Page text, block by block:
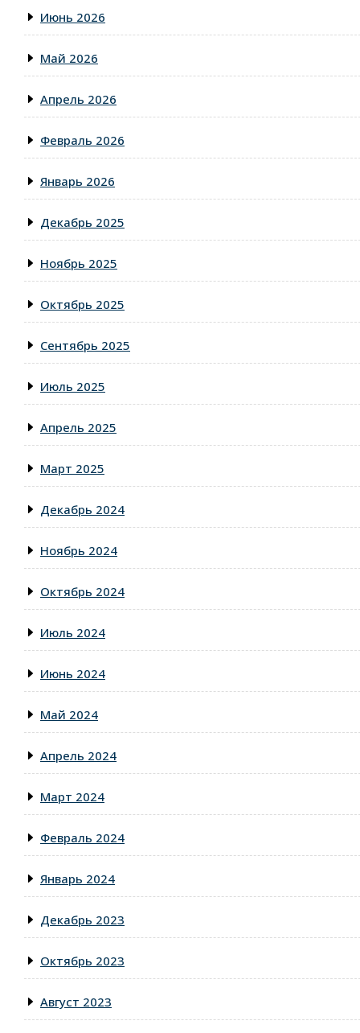
Июнь 2026
Май 2026
Апрель 2026
Февраль 2026
Январь 2026
Декабрь 2025
Ноябрь 2025
Октябрь 2025
Сентябрь 2025
Июль 2025
Апрель 2025
Март 2025
Декабрь 2024
Ноябрь 2024
Октябрь 2024
Июль 2024
Июнь 2024
Май 2024
Апрель 2024
Март 2024
Февраль 2024
Январь 2024
Декабрь 2023
Октябрь 2023
Август 2023